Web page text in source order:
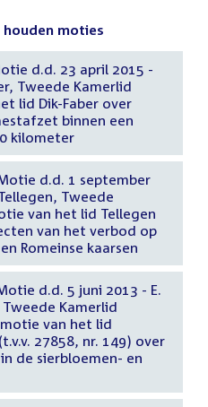
moties
d.d. 23 april 2015 -
Tweede Kamerlid
lid Dik-Faber over
binnen een
kilometer
d.d. 1 september
Tweede
van het lid Tellegen
van het verbod op
Romeinse kaarsen
d.d. 5 juni 2013 - E.
Kamerlid
van het lid
27858, nr. 149) over
de sierbloemen- en